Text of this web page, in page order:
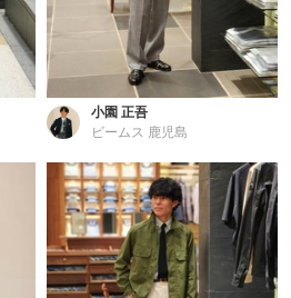
小園 正吾
ビームス 鹿児島